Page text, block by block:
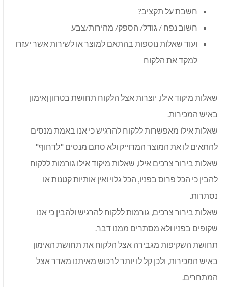
חשבת על תקציב?
חשוב נפח / גודל/ הספק/ מהירות/צבע
ועוד שאלות נוספות בהתאם למוצר או לשירות אשר יעזרו
למקד את הלקוח
שאלות מיקוד אילו, יוצרות אצל הלקוח תחושת בטחון ןאימון
באיש המכירות.
שאלות אילו מאפשרות ללקוח להרגיש כי אנו באמת מנסים
להתאים לו את המוצר המדוייק ולא סתם מנסים "לדחוף"
שאלות בירור צרכים אילו, שאלות מיקוד אילו גורמות ללקוח
להבין כי הכל פרוס בפניו, הכל גלוי ואין אותיות קטנות או
נסתרות.
שאלות בירור צרכים, גורמות ללקוח להרגיש ולהבין כי אנו
שקופים בפניו ולא מסתרים ממנו דבר.
תחושת השקיפות מגבירה אצל הלקוח את תחושת האימון
באיש המכירות, ולכן קל לו יותר לרכוש מאיתנו מאדר אצל
המתחרים.